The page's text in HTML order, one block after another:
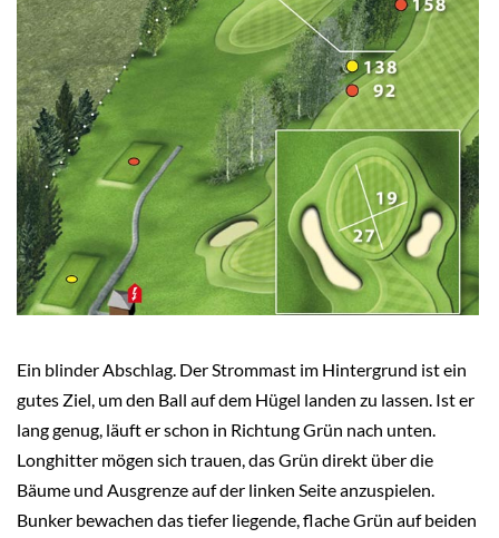
Ein blinder Abschlag. Der Strommast im Hintergrund ist ein
gutes Ziel, um den Ball auf dem Hügel landen zu lassen. Ist er
lang genug, läuft er schon in Richtung Grün nach unten.
Longhitter mögen sich trauen, das Grün direkt über die
Bäume und Ausgrenze auf der linken Seite anzuspielen.
Bunker bewachen das tiefer liegende, flache Grün auf beiden